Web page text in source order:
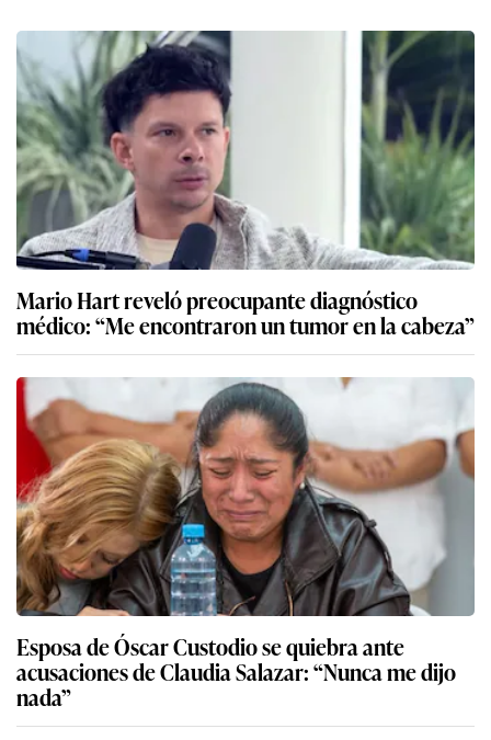
Mario Hart reveló preocupante diagnóstico
médico: “Me encontraron un tumor en la cabeza”
Esposa de Óscar Custodio se quiebra ante
acusaciones de Claudia Salazar: “Nunca me dijo
nada”